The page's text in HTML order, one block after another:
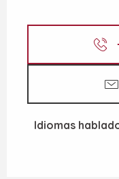
Idiomas
Idiomas